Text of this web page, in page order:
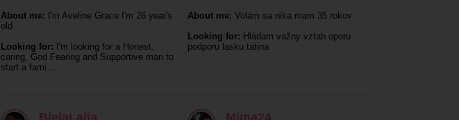
About me: I'm Aveline Grace I'm 26 year's
old
Looking for: I'm looking for a Honest,
caring, God Fearing and Supportive man to
start a fami…
About me: Volám sa nika mam 35 rokov
Looking for: Hládam važny vztah oporu
podporu lasku tatina
BielaLalia Mima24